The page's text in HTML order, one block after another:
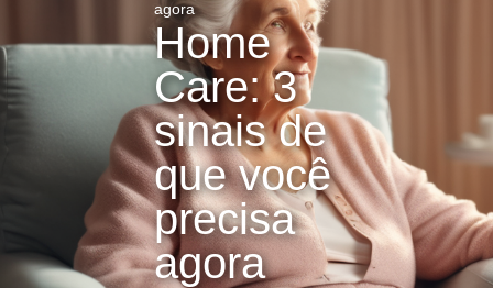
agora
Home
Care: 3
sinais de
que você
precisa
agora